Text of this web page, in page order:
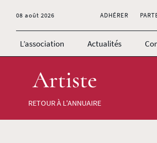
L’association Actualités
08 août 2026 ADHÉRER
Artiste
RETOUR À L'ANNUAIRE